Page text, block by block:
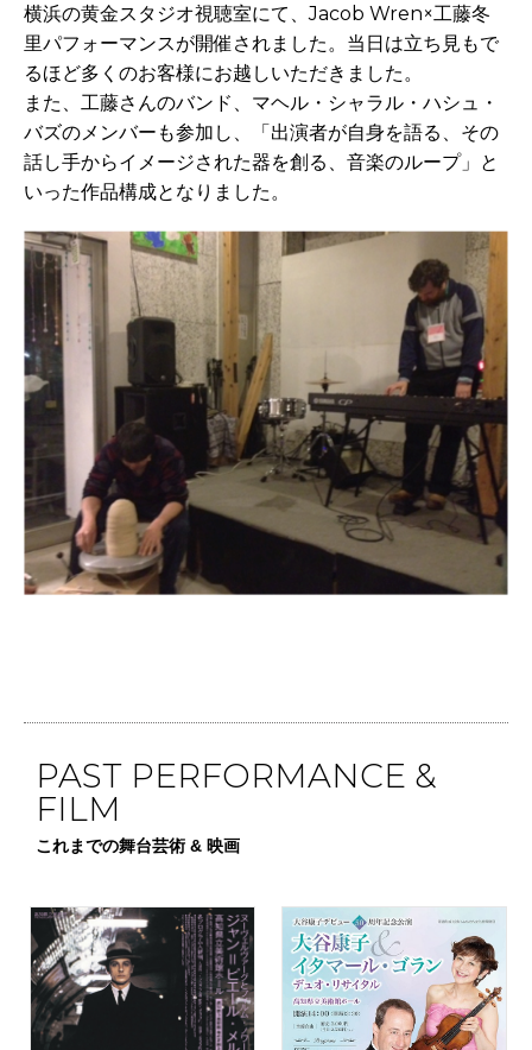
横浜の黄金スタジオ視聴室にて、Jacob Wren×工藤冬
里パフォーマンスが開催されました。当日は立ち見もで
るほど多くのお客様にお越しいただきました。
また、工藤さんのバンド、マヘル・シャラル・ハシュ・
バズのメンバーも参加し、「出演者が自身を語る、その
話し手からイメージされた器を創る、音楽のループ」と
いった作品構成となりました。
PAST PERFORMANCE &
FILM
これまでの舞台芸術 & 映画